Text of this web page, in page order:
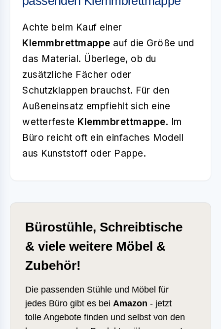
Achte beim Kauf einer
Klemmbrettmappe auf die Größe und
das Material. Überlege, ob du
zusätzliche Fächer oder
Schutzklappen brauchst. Für den
Außeneinsatz empfiehlt sich eine
wetterfeste Klemmbrettmappe. Im
Büro reicht oft ein einfaches Modell
aus Kunststoff oder Pappe.
Bürostühle, Schreibtische
& viele weitere Möbel &
Zubehör!
Die passenden Stühle und Möbel für
jedes Büro gibt es bei Amazon - jetzt
tolle Angebote finden und selbst von den